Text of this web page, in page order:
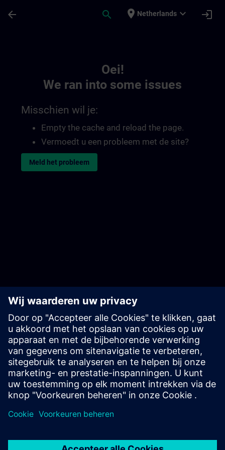
arrow_back search place Netherlands expand_more login
Oei!
We ran into some issues
Misschien wil je:
Empty the cache and reload the page.
Vermoedt u een probleem met de site?
Meld het probleem